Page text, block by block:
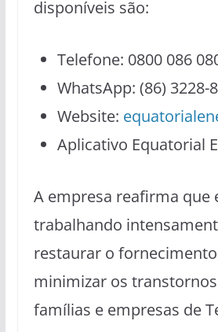
disponíveis são:
Telefone: 0800 086
WhatsApp: (86) 3228-
Website:
Aplicativo Equatorial
A empresa reafirma que
trabalhando
restaurar o
minimizar os
famílias e empresas de